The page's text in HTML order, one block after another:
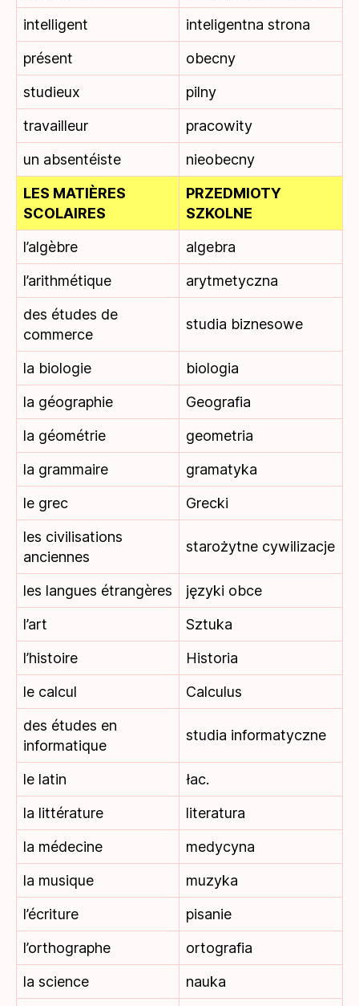
intelligent
inteligentna strona
présent
obecny
studieux
pilny
travailleur
pracowity
un absentéiste
nieobecny
LES MATIÈRES
SCOLAIRES
PRZEDMIOTY
SZKOLNE
l’algèbre
algebra
l’arithmétique
arytmetyczna
des études de
commerce
studia biznesowe
la biologie
biologia
la géographie
Geografia
la géométrie
geometria
la grammaire
gramatyka
le grec
Grecki
les civilisations
anciennes
starożytne cywilizacje
les langues étrangères
języki obce
l’art
Sztuka
l’histoire
Historia
le calcul
Calculus
des études en
informatique
studia informatyczne
le latin
łac.
la littérature
literatura
la médecine
medycyna
la musique
muzyka
l’écriture
pisanie
l’orthographe
ortografia
la science
nauka